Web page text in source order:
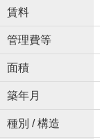
賃料
管理費等
面積
築年月
種別 / 構造